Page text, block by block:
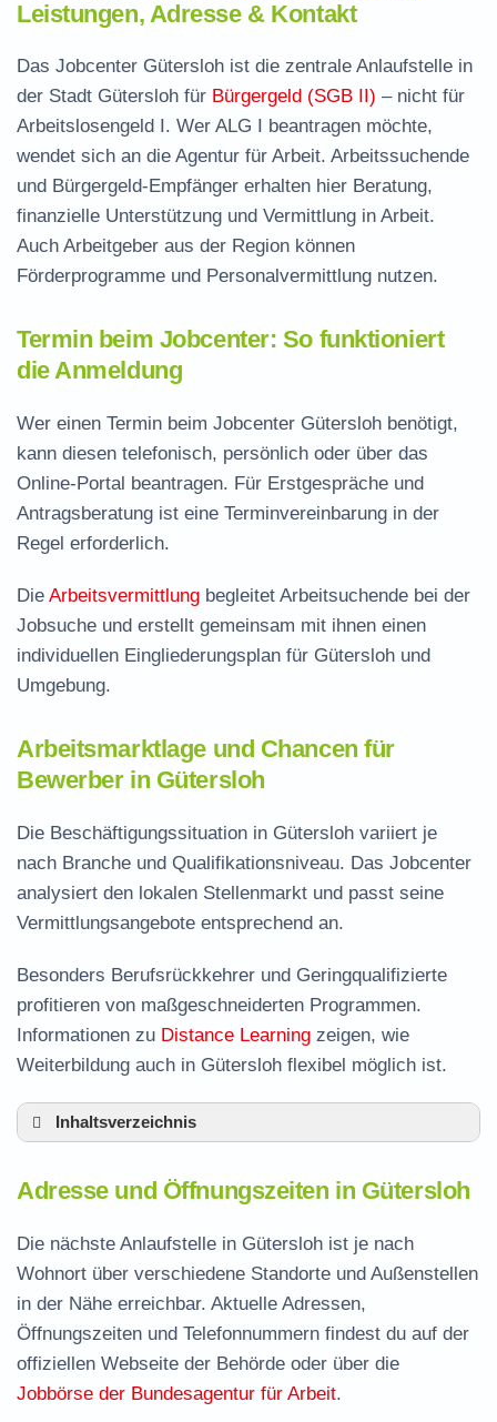
Leistungen, Adresse & Kontakt
Das Jobcenter Gütersloh ist die zentrale Anlaufstelle in
der Stadt Gütersloh für Bürgergeld (SGB II) – nicht für
Arbeitslosengeld I. Wer ALG I beantragen möchte,
wendet sich an die Agentur für Arbeit. Arbeitssuchende
und Bürgergeld-Empfänger erhalten hier Beratung,
finanzielle Unterstützung und Vermittlung in Arbeit.
Auch Arbeitgeber aus der Region können
Förderprogramme und Personalvermittlung nutzen.
Termin beim Jobcenter: So funktioniert
die Anmeldung
Wer einen Termin beim Jobcenter Gütersloh benötigt,
kann diesen telefonisch, persönlich oder über das
Online-Portal beantragen. Für Erstgespräche und
Antragsberatung ist eine Terminvereinbarung in der
Regel erforderlich.
Die Arbeitsvermittlung begleitet Arbeitsuchende bei der
Jobsuche und erstellt gemeinsam mit ihnen einen
individuellen Eingliederungsplan für Gütersloh und
Umgebung.
Arbeitsmarktlage und Chancen für
Bewerber in Gütersloh
Die Beschäftigungssituation in Gütersloh variiert je
nach Branche und Qualifikationsniveau. Das Jobcenter
analysiert den lokalen Stellenmarkt und passt seine
Vermittlungsangebote entsprechend an.
Besonders Berufsrückkehrer und Geringqualifizierte
profitieren von maßgeschneiderten Programmen.
Informationen zu Distance Learning zeigen, wie
Weiterbildung auch in Gütersloh flexibel möglich ist.
Inhaltsverzeichnis
Leistungen der Arbeitsvermittlung in Gütersloh
Termin vereinbaren und Bürgergeld beantragen
Stellenangebote und Jobbörse in Gütersloh
Adresse und Öffnungszeiten in Gütersloh
Die nächste Anlaufstelle in Gütersloh ist je nach
Wohnort über verschiedene Standorte und Außenstellen
in der Nähe erreichbar. Aktuelle Adressen,
Öffnungszeiten und Telefonnummern findest du auf der
offiziellen Webseite der Behörde oder über die
Jobbörse der Bundesagentur für Arbeit.